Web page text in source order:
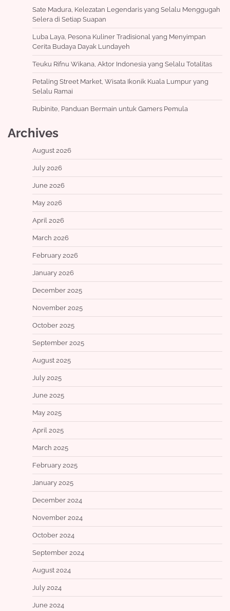
Sate Madura, Kelezatan Legendaris yang Selalu Menggugah
Selera di Setiap Suapan
Luba Laya, Pesona Kuliner Tradisional yang Menyimpan
Cerita Budaya Dayak Lundayeh
Teuku Rifnu Wikana, Aktor Indonesia yang Selalu Totalitas
Petaling Street Market, Wisata Ikonik Kuala Lumpur yang
Selalu Ramai
Rubinite, Panduan Bermain untuk Gamers Pemula
Archives
August 2026
July 2026
June 2026
May 2026
April 2026
March 2026
February 2026
January 2026
December 2025
November 2025
October 2025
September 2025
August 2025
July 2025
June 2025
May 2025
April 2025
March 2025
February 2025
January 2025
December 2024
November 2024
October 2024
September 2024
August 2024
July 2024
June 2024